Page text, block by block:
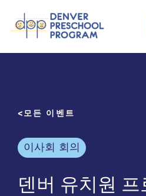
모든 이벤트
이사회 회의
덴버 유치원